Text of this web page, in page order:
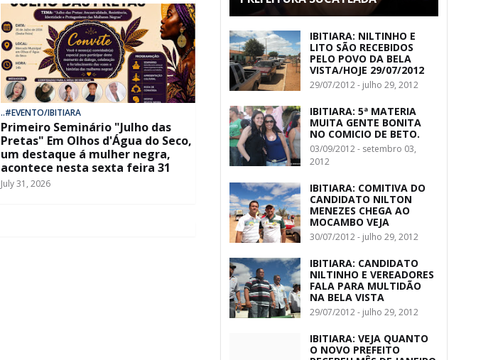
..#EVENTO/IBITIARA
Primeiro Seminário "Julho das
Pretas" Em Olhos d'Água do Seco,
um destaque á mulher negra,
acontece nesta sexta feira 31
July 31, 2026
IBITIARA: NILTINHO E
LITO SÃO RECEBIDOS
PELO POVO DA BELA
VISTA/HOJE 29/07/2012
29/07/2012 - julho 29, 2012
IBITIARA: 5ª MATERIA
MUITA GENTE BONITA
NO COMICIO DE BETO.
03/09/2012 - setembro 03,
2012
IBITIARA: COMITIVA DO
CANDIDATO NILTON
MENEZES CHEGA AO
MOCAMBO VEJA
30/07/2012 - julho 29, 2012
IBITIARA: CANDIDATO
NILTINHO E VEREADORES
FALA PARA MULTIDÃO
NA BELA VISTA
29/07/2012 - julho 29, 2012
IBITIARA: VEJA QUANTO
O NOVO PREFEITO